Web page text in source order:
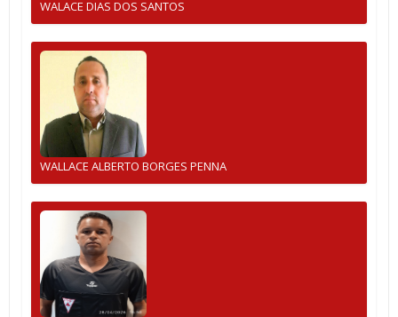
WALACE DIAS DOS SANTOS
WALLACE ALBERTO BORGES PENNA